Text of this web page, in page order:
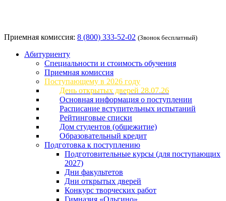
Приемная комиссия: 8 (800) 333-52-02 (Звонок бесплатный)
Абитуриенту
Специальности и стоимость обучения
Приемная комиссия
Поступающему в 2026 году
День открытых дверей 28.07.26
Основная информация о поступлении
Расписание вступительных испытаний
Рейтинговые списки
Дом студентов (общежитие)
Образовательный кредит
Подготовка к поступлению
Подготовительные курсы (для поступающих
2027)
Дни факультетов
Дни открытых дверей
Конкурс творческих работ
Гимназия «Ольгино»